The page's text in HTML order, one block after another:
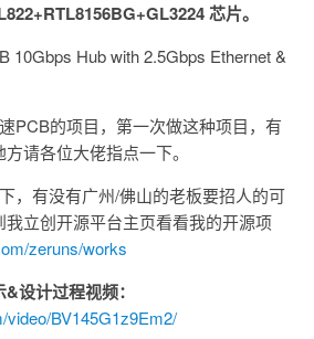
芯片。
10Gbps Hub with 2.5Gbps Ethernet &
PCB的项目，第一次做这种项目，有
请各位大佬指点一下。
，有没有广州/佛山的老板要招人的可
立创开源平台主页看看我的开源项
zeruns/works
设计过程视频：
video/BV145G1z9Em2/